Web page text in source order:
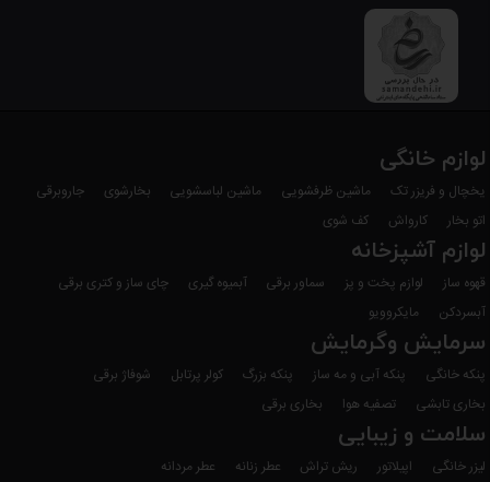
لوازم خانگی
یخچال و فریزر تک ماشین ظرفشویی ماشین لباسشویی بخارشوی
جاروبرقی
اتو بخار
کارواش کف شوی
لوازم آشپزخانه
قهوه ساز لوازم پخت و پز سماور برقی آبمیوه گیری
چای ساز و کتری برقی
آبسردکن
مایکروویو
سرمایش وگرمایش
پنکه خانگی پنکه آبی و مه ساز پنکه بزرگ کولر پرتابل
شوفاژ برقی
بخاری تابشی
تصفیه هوا بخاری برقی
سلامت و زیبایی
لیزر خانگی اپیلاتور ریش تراش عطر زنانه
عطر مردانه